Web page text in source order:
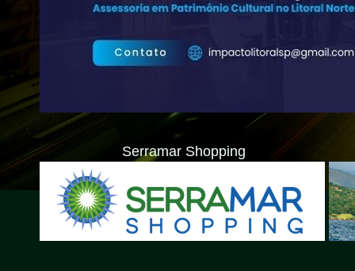
Serramar Shopping